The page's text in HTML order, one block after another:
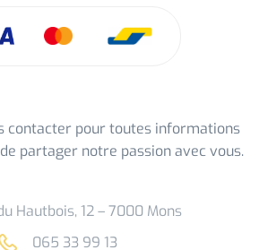
contacter pour toutes informations
partager notre passion avec vous.
Hautbois, 12 – 7000 Mons
065 33 99 13